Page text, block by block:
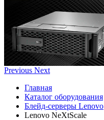
Previous Next
Главная
Каталог оборудования
Блейд-серверы Lenovo
Lenovo NeXtScale